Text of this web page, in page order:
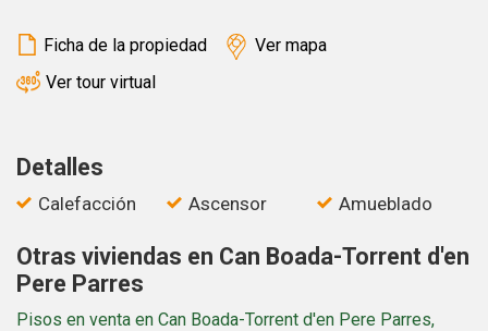
Ficha de la propiedad
Ver mapa
Ver tour virtual
Detalles
Calefacción Ascensor Amueblado
Otras viviendas en Can Boada-Torrent d'en
Pere Parres
Pisos en venta en Can Boada-Torrent d'en Pere Parres,